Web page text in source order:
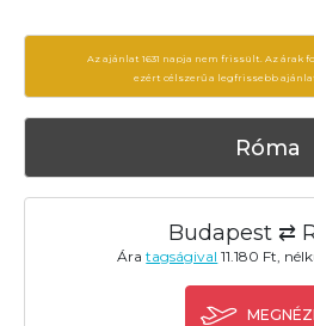
Az ajánlat 1631 napja nem frissült. Az árak
ezért célszerű a legfrissebb
Róma
Budapest ⇄
Áratagságival 11.180 Ft,